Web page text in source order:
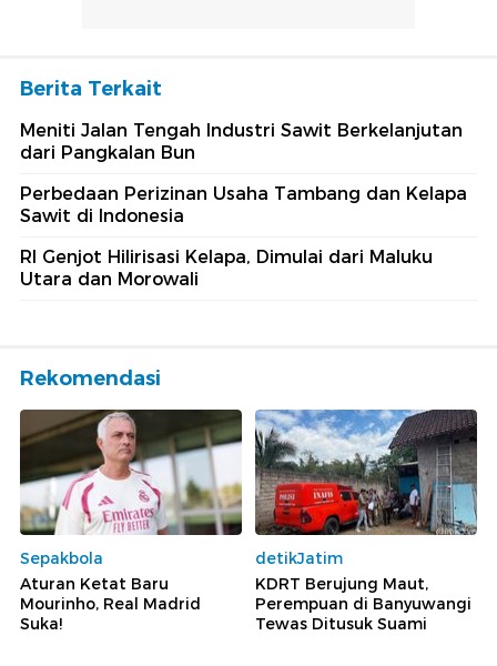
Berita Terkait
Meniti Jalan Tengah Industri Sawit Berkelanjutan
dari Pangkalan Bun
Perbedaan Perizinan Usaha Tambang dan Kelapa
Sawit di Indonesia
RI Genjot Hilirisasi Kelapa, Dimulai dari Maluku
Utara dan Morowali
Rekomendasi
Sepakbola
Aturan Ketat Baru
Mourinho, Real Madrid
Suka!
detikJatim
KDRT Berujung Maut,
Perempuan di Banyuwangi
Tewas Ditusuk Suami